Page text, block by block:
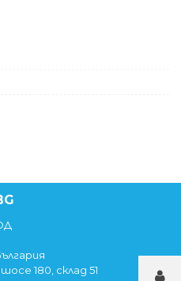
180, склад 51